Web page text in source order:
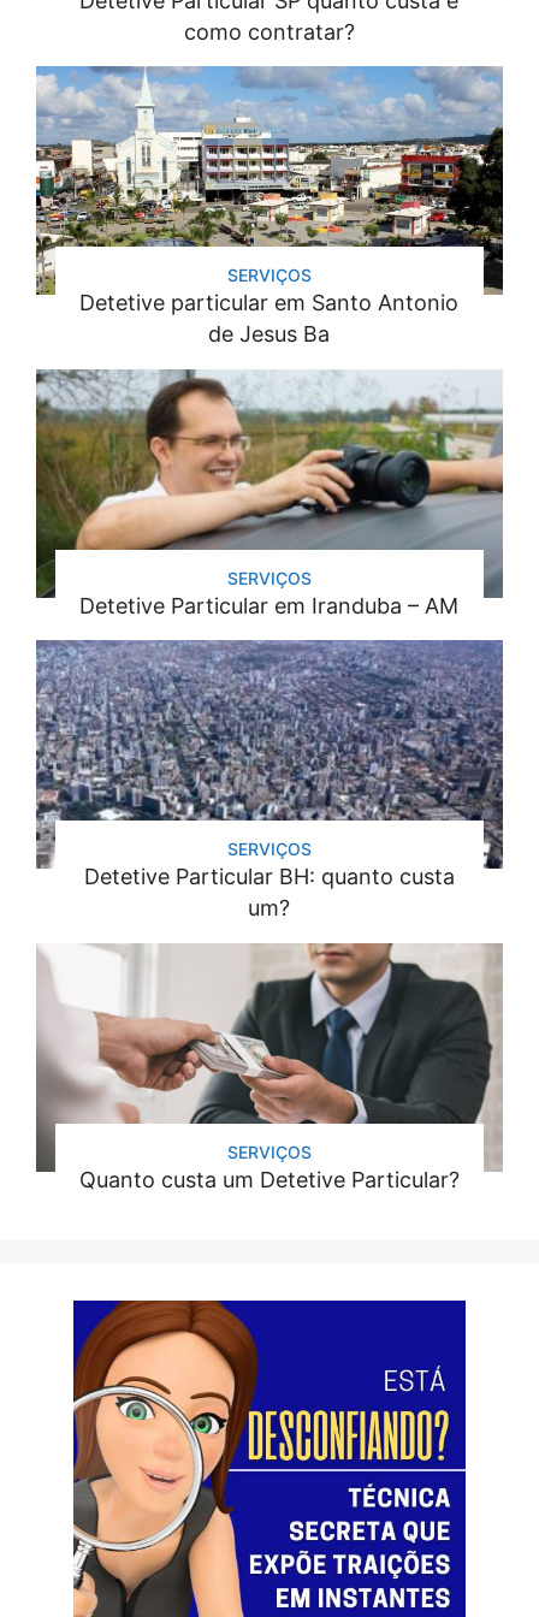
como contratar?
SERVIÇOS
Detetive particular em Santo Antonio
de Jesus Ba
SERVIÇOS
Detetive Particular em Iranduba – AM
SERVIÇOS
Detetive Particular BH: quanto custa
um?
SERVIÇOS
Quanto custa um Detetive Particular?